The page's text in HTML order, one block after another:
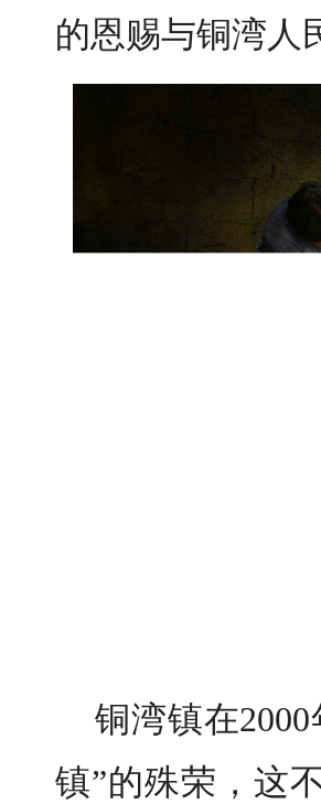
的恩赐与铜湾人
铜湾镇在
镇”的殊荣，这